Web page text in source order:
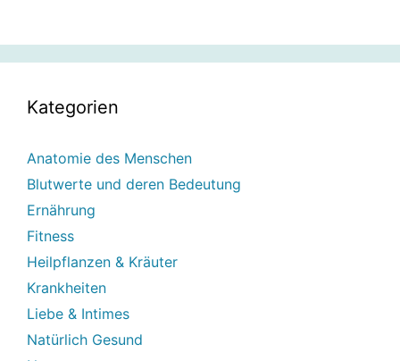
Kategorien
Anatomie des Menschen
Blutwerte und deren Bedeutung
Ernährung
Fitness
Heilpflanzen & Kräuter
Krankheiten
Liebe & Intimes
Natürlich Gesund